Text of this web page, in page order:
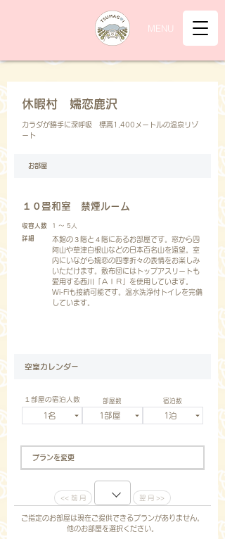
MENU
休暇村 嬬恋鹿沢
カラダが勝手に深呼吸 標高1,400メートルの温泉リゾ
ート
お部屋
１０畳和室 禁煙ルーム
収容人数
1 ～ 5人
詳細
本館の３階と４階にあるお部屋です。窓から四
阿山や草津白根山などの日本百名山を遠望。室
内にいながら嬬恋の四季折々の表情をお楽しみ
いただけます。敷布団にはトップアスリートも
愛用する西川「ＡＩＲ」を使用しています。
Wi-Fiも接続可能です。温水洗浄付トイレを完備
しています。
空室カレンダー
１部屋の宿泊人数 部屋数 宿泊数
プランを変更
ご指定のお部屋は現在ご提供できるプランがありません。
他のお部屋を選択ください。